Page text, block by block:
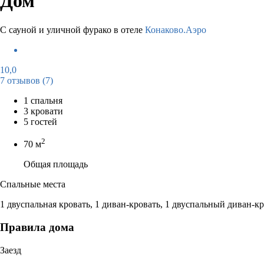
С сауной и уличной фурако в отеле Конаково.Аэро
10,0
7 отзывов (7)
1 спальня
3 кровати
5 гостей
70 м2
Общая площадь
Спальные места
1 двуспальная кровать, 1 диван-кровать, 1 двуспальный диван-
Правила дома
Заезд